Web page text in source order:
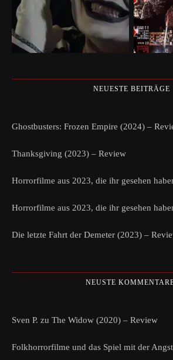
NEUESTE BEITRÄGE
Ghostbusters: Frozen Empire (2024) –
Thanksgiving (2023) – Review
Horrorfilme aus 2023, die ihr gesehen
Horrorfilme aus 2023, die ihr gesehen
Die letzte Fahrt der Demeter (2023) –
NEUSTE
Sven P. zu The Widow (2020) – Review
Folkhorrorfilme und das Spiel mit der